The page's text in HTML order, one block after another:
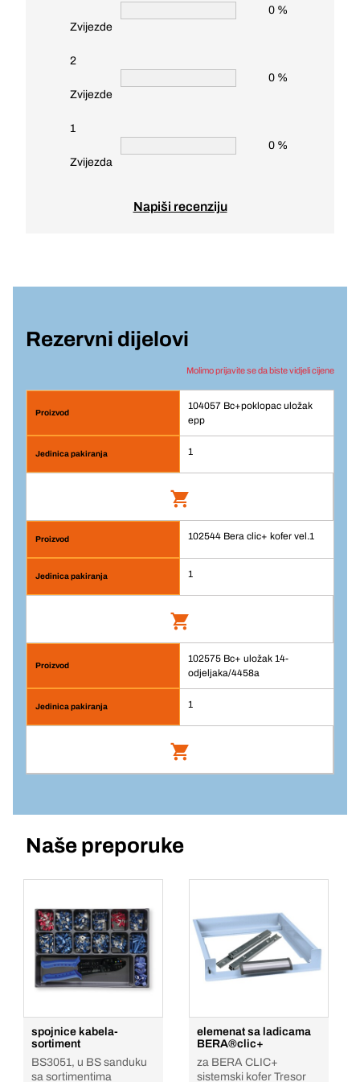
Zvijezde
0 %
2
Zvijezde
0 %
1
Zvijezda
0 %
Napiši recenziju
Rezervni dijelovi
Molimo prijavite se da biste vidjeli cijene
104057 Bc+poklopac uložak
epp
1
Bc+poklopac uložak epp
Jedinična cijena/ST
Dodaj u košaricu
102544 Bera clic+ kofer vel.1
1
Bera clic+ kofer vel.1
Br. artikla: 102544
Komada
102575 Bc+ uložak 14-
odjeljaka/4458a
1
Br. artikla: 102575
Jedinična cijena/ST
Dodaj u košaricu
Naše preporuke
spojnice kabela-
sortiment
BS3051, u BS sanduku
sa sortimentima
elemenat sa ladicama
BERA®clic+
za BERA CLIC+
sistemski kofer Tresor